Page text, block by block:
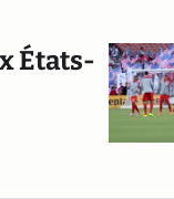
États-